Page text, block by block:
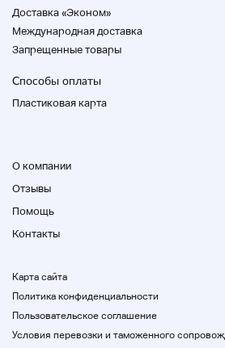
4514445.9.4.B27U52124
Домой
Лучший крокодил 2WAY Сумка
H15cm×W24cm×D10cm
Доставка «Эконом»
Международная доставка
Запрещенные товары
Способы оплаты
Пластиковая карта
О компании
Отзывы
Помощь
Контакты
Карта сайта
Политика конфиденциальности
Пользовательское соглашение
Условия перевозки и таможенного